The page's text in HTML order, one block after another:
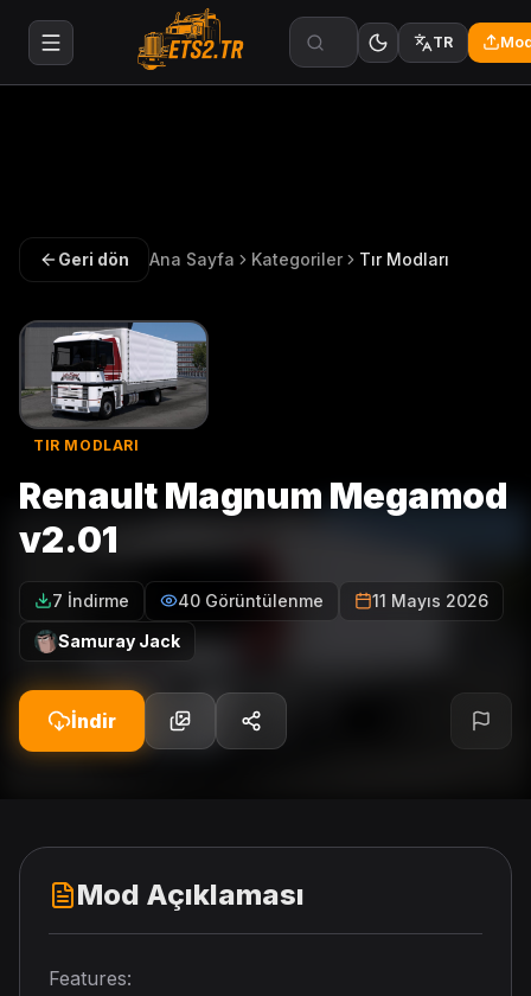
TR
Geri dön Ana Sayfa Kategoriler Tır Modları
TIR MODLARI
Renault Magnum Megamod
v2.01
7 İndirme 40 Görüntülenme
11 Mayıs 2026
Samuray Jack
İndir
Mod Açıklaması
Features: